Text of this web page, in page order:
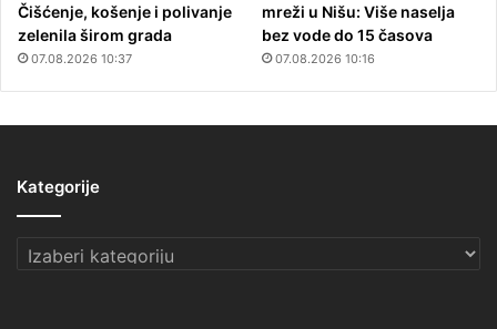
Čišćenje, košenje i polivanje
zelenila širom grada
07.08.2026 10:37
mreži u Nišu: Više naselja
bez vode do 15 časova
07.08.2026 10:16
Kategorije
Kategorije